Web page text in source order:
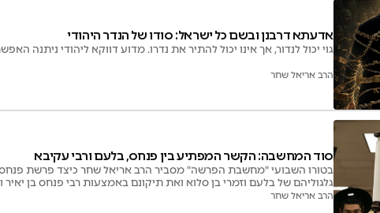
אדעתא דרבנן ובשם כל ישראל: סודו של הנדר היהודי
גוי יכול לנדור, אך אינו יכול להתיר את נדרו. מדוע דווקא ליהודי ניתנה
הרב אריאל שחר
סוד המחשבה: הקשר המפתיע בין פנחס, בלעם ורבי עקיבא
בטורו השבועי "מחשבת הפרשה" מסביר הרב אריאל שחר כיצד פרשת
גלגוליהם של בלעם וזמרי בן סלוא ואת תיקונם באמצעות רבי פנחס בן יאיר
הרב אריאל שחר